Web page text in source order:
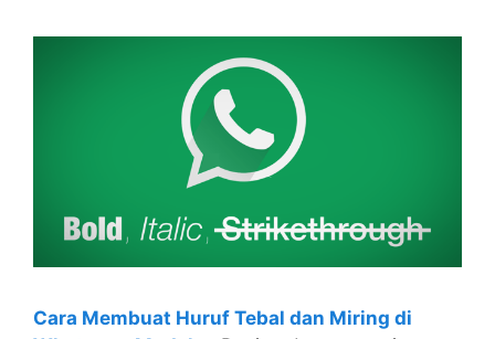
Cara Membuat Huruf Tebal dan Miring di